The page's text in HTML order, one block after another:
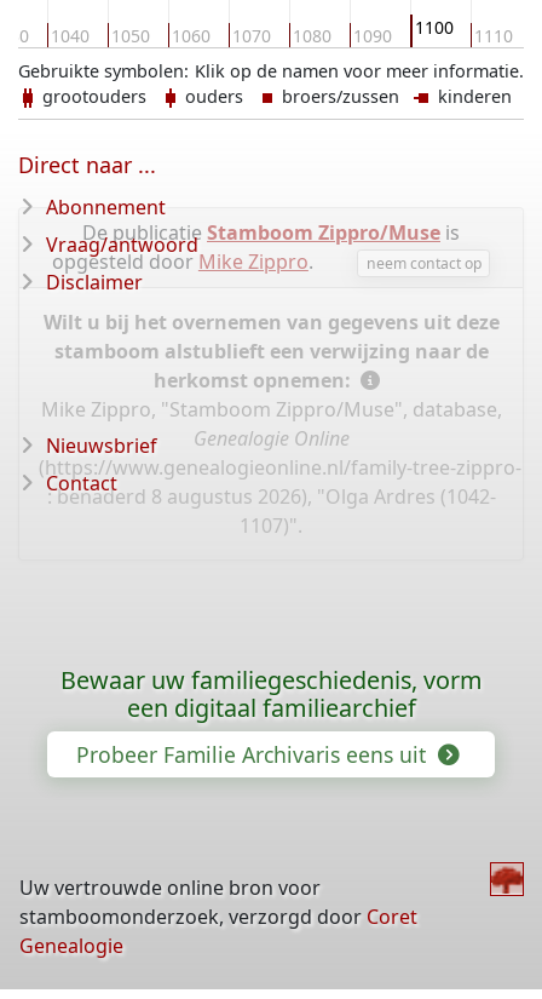
1040 1050 1060 1070 1080 1090 1100 1110
Klik op de namen voor meer informatie.
Gebruikte symbolen:
grootouders
ouders broers/zussen kinderen
De publicatie Stamboom Zippro/Muse is
opgesteld door Mike Zippro. neem contact op
Wilt u bij het overnemen van gegevens uit deze
stamboom alstublieft een verwijzing naar de
herkomst opnemen:
Mike Zippro, "Stamboom Zippro/Muse", database,
Genealogie Online
(https://www.genealogieonline.nl/family-tree-zippro-
: benaderd 8 augustus 2026), "Olga Ardres (1042-
1107)".
Direct naar ...
Abonnement
Vraag/antwoord
Disclaimer
Nieuwsbrief
Contact
Bewaar uw familiegeschiedenis, vorm
een digitaal familiearchief
Probeer Familie Archivaris eens uit
Uw vertrouwde online bron voor
stamboomonderzoek, verzorgd door Coret
Genealogie